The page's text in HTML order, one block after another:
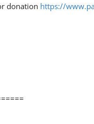
donation https://